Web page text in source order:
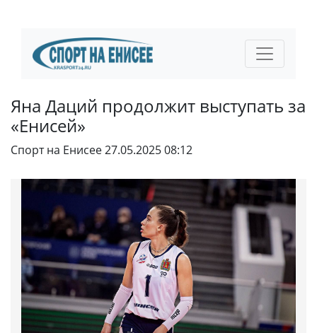
Яна Даций продолжит выступать за
«Енисей»
Спорт на Енисее27.05.2025 08:12